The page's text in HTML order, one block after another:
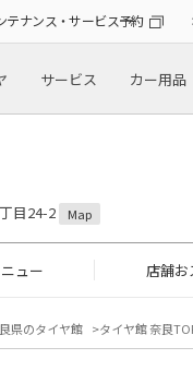
テナンス・サービス予約
サービス カー用品
目24-2 Map
ュー 店舗
県のタイヤ館 タイヤ館 奈良